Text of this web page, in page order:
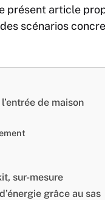
article
scénarios
de maison
sur-mesure
grâce au sas